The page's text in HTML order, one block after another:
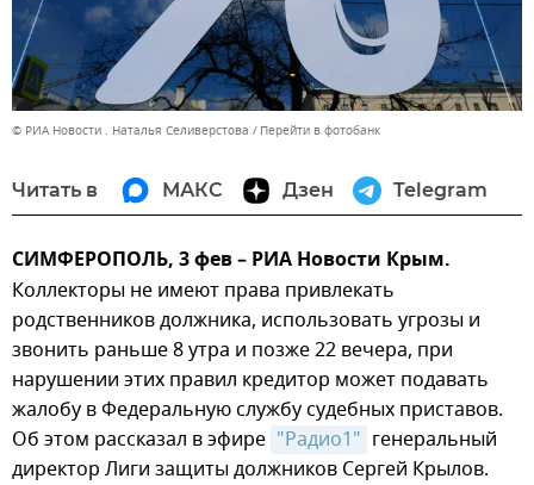
© РИА Новости . Наталья Селиверстова Перейти в фотобанк
Читать в МАКС Дзен Telegram
СИМФЕРОПОЛЬ, 3 фев – РИА Новости Крым.
Коллекторы не имеют права привлекать
родственников должника, использовать угрозы и
звонить раньше 8 утра и позже 22 вечера, при
нарушении этих правил кредитор может подавать
жалобу в Федеральную службу судебных приставов.
Об этом рассказал в эфире "Радио1" генеральный
директор Лиги защиты должников Сергей Крылов.